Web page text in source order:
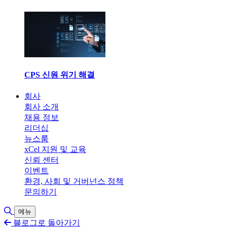
CPS 신원 위기 해결
회사
회사 소개
채용 정보
리더십
뉴스룸
xCel 지원 및 교육
신뢰 센터
이벤트
환경, 사회 및 거버넌스 정책
문의하기
검색 토글
메뉴
블로그로 돌아가기